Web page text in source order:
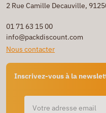
2 Rue Camille Decauville,
01 71 63 15 00
info@packdiscount.com
Nous contacter
Inscrivez-vous à la